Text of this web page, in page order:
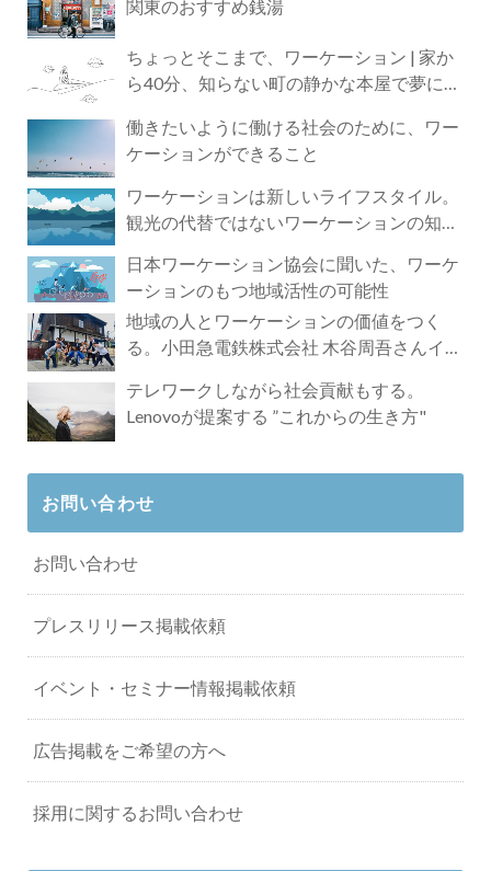
関東のおすすめ銭湯
ちょっとそこまで、ワーケーション | 家か
ら40分、知らない町の静かな本屋で夢に近
働きたいように働ける社会のために、ワー
ケーションができること
ワーケーションは新しいライフスタイル。
観光の代替ではないワーケーションの知ら
日本ワーケーション協会に聞いた、ワーケ
ーションのもつ地域活性の可能性
地域の人とワーケーションの価値をつく
る。小田急電鉄株式会社 木谷周吾さんイン
テレワークしながら社会貢献もする。
Lenovoが提案する ”これからの生き方"
お問い合わせ
お問い合わせ
プレスリリース掲載依頼
イベント・セミナー情報掲載依頼
広告掲載をご希望の方へ
採用に関するお問い合わせ